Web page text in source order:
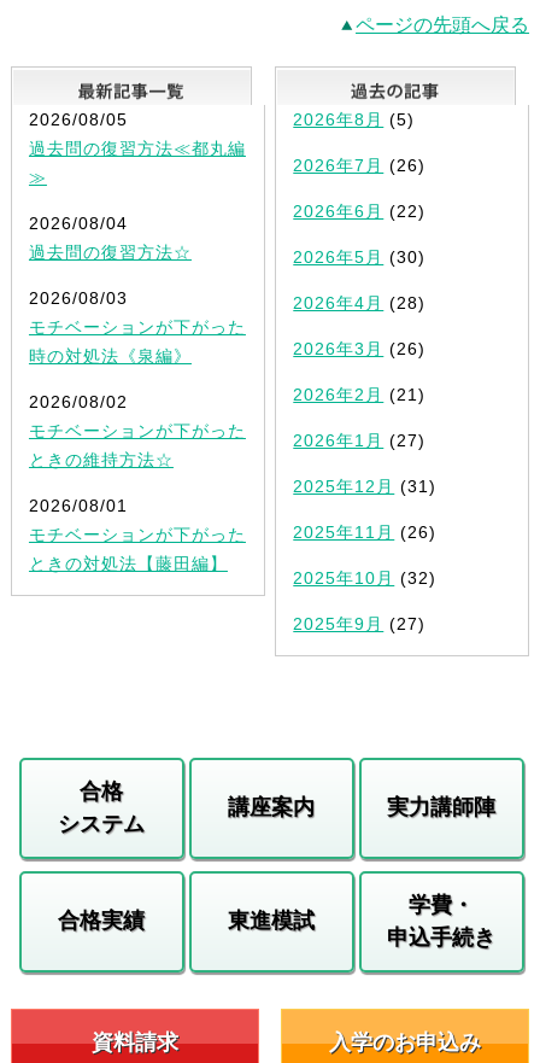
ページの先頭へ戻る
最新記事一覧
2026/08/05
過去問の復習方法≪都丸編
≫
2026/08/04
過去問の復習方法☆
2026/08/03
モチベーションが下がった
時の対処法《泉編》
2026/08/02
モチベーションが下がった
ときの維持方法☆
2026/08/01
モチベーションが下がった
ときの対処法【藤田編】
2026年8月 (5)
2026年7月 (26)
2026年6月 (22)
2026年5月 (30)
2026年4月 (28)
2026年3月 (26)
2026年2月 (21)
2026年1月 (27)
2025年12月 (31)
2025年11月 (26)
2025年10月 (32)
2025年9月 (27)
合格
システム
講座案内 実力講師陣
合格実績 東進模試
学費・
申込手続き
資料請求 入学のお申込み